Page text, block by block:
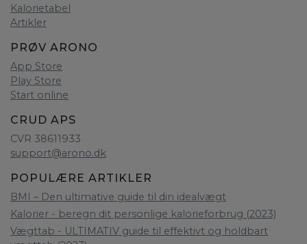
Kalorietabel
Artikler
PRØV ARONO
App Store
Play Store
Start online
CRUD APS
CVR 38611933
support@arono.dk
POPULÆRE ARTIKLER
BMI – Den ultimative guide til din idealvægt
Kalorier - beregn dit personlige kalorieforbrug (2023)
Vægttab - ULTIMATIV guide til effektivt og holdbart